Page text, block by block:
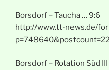
Borsdorf – Taucha … 9:6
http://www.tt-news.de/
Borsdorf – Rotation Süd